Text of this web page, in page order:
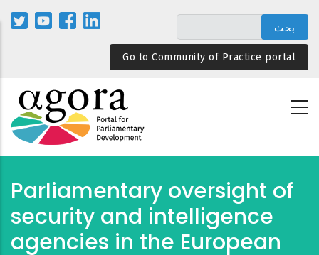
المحتوى
الرئيسيGo to Community of Practice portal
Parliamentary oversight of
security and intelligence
agencies in the European